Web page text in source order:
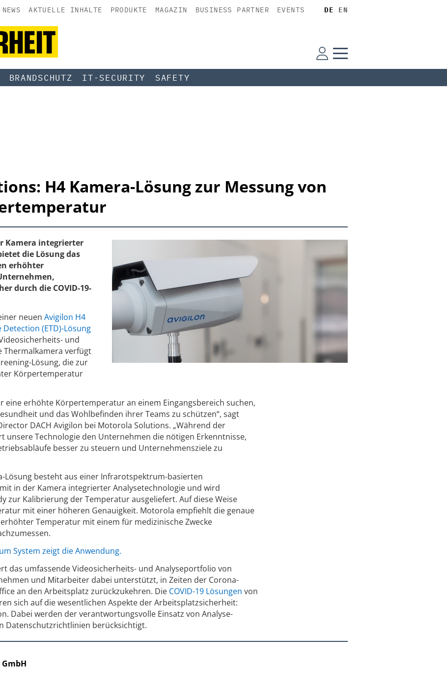
NEWS AKTUELLE INHALTE PRODUKTE MAGAZIN BUSINESS PARTNER EVENTS DE EN
BRANDSCHUTZ IT-SECURITY SAFETY
H4 Kamera-Lösung zur Messung von
Kamera integrierter
die Lösung das
erhöhter
durch die COVID-19-
neuen Avigilon H4
(ETD)-Lösung
und
Thermalkamera verfügt
Lösung, die zur
Körpertemperatur
eine erhöhte Körpertemperatur an einem Eingangsbereich suchen,
und das Wohlbefinden ihrer Teams zu schützen“, sagt
DACH Avigilon bei Motorola Solutions. „Während der
unsere Technologie den Unternehmen die nötigen Erkenntnisse,
besser zu steuern und Unternehmensziele zu
Lösung besteht aus einer Infrarotspektrum-basierten
in der Kamera integrierter Analysetechnologie und wird
zur Kalibrierung der Temperatur ausgeliefert. Auf diese Weise
mit einer höheren Genauigkeit. Motorola empfiehlt die genaue
Temperatur mit einem für medizinische Zwecke
System zeigt die Anwendung.
das umfassende Videosicherheits- und Analyseportfolio von
und Mitarbeiter dabei unterstützt, in Zeiten der Corona-
an den Arbeitsplatz zurückzukehren. Die COVID-19 Lösungen von
sich auf die wesentlichen Aspekte der Arbeitsplatzsicherheit:
Dabei werden der verantwortungsvolle Einsatz von Analyse-
Datenschutzrichtlinien berücksichtigt.